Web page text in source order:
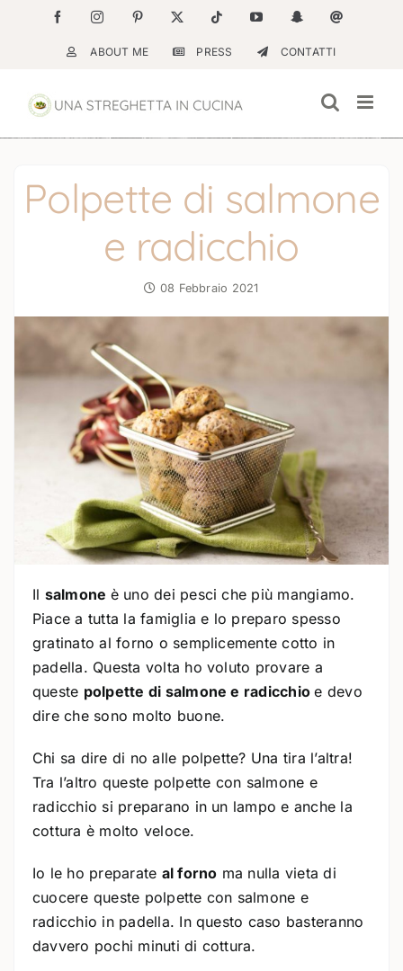
contenuto
FacebookInstagramPinterest Tiktok YouTubeSnapchatEmail
ABOUT ME PRESS CONTATTI
Polpette di salmone
e radicchio
08 Febbraio 2021
Il salmone è uno dei pesci che più mangiamo.
Piace a tutta la famiglia e lo preparo spesso
gratinato al forno o semplicemente cotto in
padella. Questa volta ho voluto provare a
queste polpette di salmone e radicchioe devo
dire che sono molto buone.
Chi sa dire di no alle polpette? Una tira l’altra!
Tra l’altro queste polpette con salmone e
radicchio si preparano in un lampo e anche la
cottura è molto veloce.
Io le ho preparate al forno ma nulla vieta di
cuocere queste polpette con salmone e
radicchio in padella. In questo caso basteranno
davvero pochi minuti di cottura.